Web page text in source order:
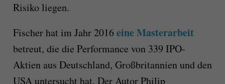
Risiko liegen.
Fischer hat im Jahr 2016eine Masterarbeit
betreut, die die Performance von 339 IPO-
Aktien aus Deutschland, Großbritannien und den
USA untersucht hat. Der Autor Philip